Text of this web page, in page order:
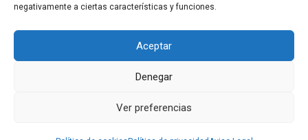
negativamente a ciertas características y funciones.
Aceptar
Denegar
Ver preferencias
CONTACTO
Copyright © - Asociación Canaria de Empresas de
Política de privacidad
Política de Cookies